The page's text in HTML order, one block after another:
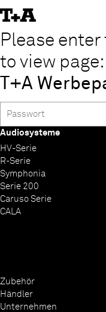
to
Content
Please
to view page:
T+A
Audiosysteme
HV-Serie
R-Serie
Symphonia
Serie 200
Caruso Serie
CALA
Zubehör
Händler
Unternehmen